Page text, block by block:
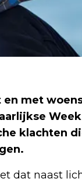
en met
klachten
dat naast